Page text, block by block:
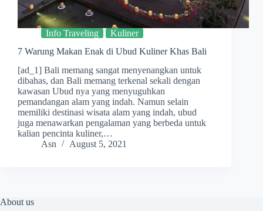
Info Traveling
Kuliner
7 Warung Makan Enak di Ubud Kuliner Khas Bali
[ad_1] Bali memang sangat menyenangkan untuk
dibahas, dan Bali memang terkenal sekali dengan
kawasan Ubud nya yang menyuguhkan
pemandangan alam yang indah. Namun selain
memiliki destinasi wisata alam yang indah, ubud
juga menawarkan pengalaman yang berbeda untuk
kalian pencinta kuliner,…
Asn
August 5, 2021
About us